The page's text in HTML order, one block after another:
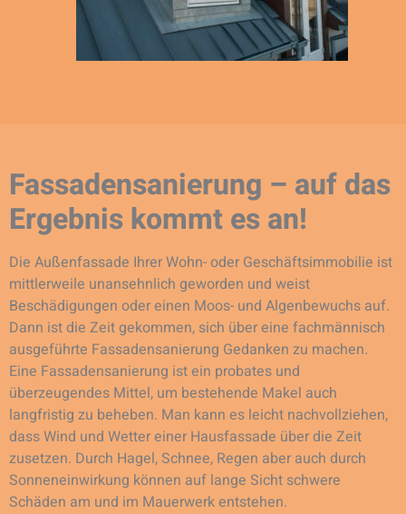
Fassadensanierung – auf das
Ergebnis kommt es an!
Die Außenfassade Ihrer Wohn- oder Geschäftsimmobilie ist
mittlerweile unansehnlich geworden und weist
Beschädigungen oder einen Moos- und Algenbewuchs auf.
Dann ist die Zeit gekommen, sich über eine fachmännisch
ausgeführte Fassadensanierung Gedanken zu machen.
Eine Fassadensanierung ist ein probates und
überzeugendes Mittel, um bestehende Makel auch
langfristig zu beheben. Man kann es leicht nachvollziehen,
dass Wind und Wetter einer Hausfassade über die Zeit
zusetzen. Durch Hagel, Schnee, Regen aber auch durch
Sonneneinwirkung können auf lange Sicht schwere
Schäden am und im Mauerwerk entstehen.